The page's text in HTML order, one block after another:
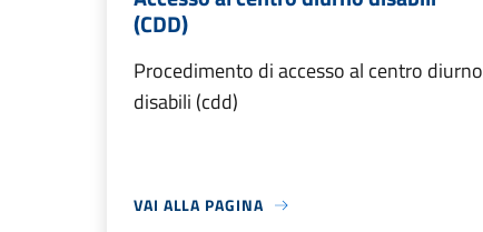
(CDD)
Procedimento di accesso al centro diurno
disabili (cdd)
VAI ALLA PAGINA